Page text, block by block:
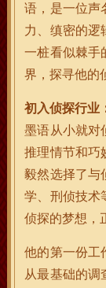
语，是一位声
力、缜密的逻
一桩看似棘手
界，探寻他的
初入侦探行业
墨语从小就对
推理情节和巧
毅然选择了与
学、刑侦技术
侦探的梦想，
他的第一份工
从最基础的调